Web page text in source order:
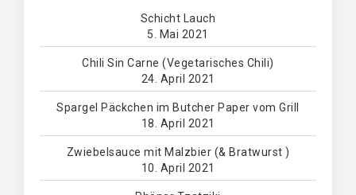
Schicht Lauch
5. Mai 2021
Chili Sin Carne (Vegetarisches Chili)
24. April 2021
Spargel Päckchen im Butcher Paper vom Grill
18. April 2021
Zwiebelsauce mit Malzbier (& Bratwurst )
10. April 2021